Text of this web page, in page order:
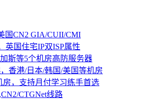
国CN2 GIA/CUII/CMI
英国住宅IP双ISP属性
斯等5个机房高防服务器
香港/日本/韩国/美国等机房
房，支持月付学习练手首选
CTGNet线路